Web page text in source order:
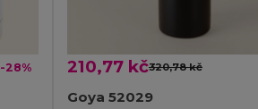
-28% 210,77 kč320,78 kč
Goya 52029